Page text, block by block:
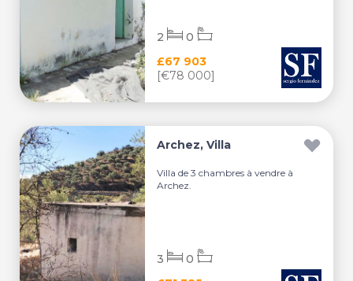
£67 903
[€78 000]
2 0
Archez, Villa
Villa de 3 chambres à vendre à
Archez.
3 0